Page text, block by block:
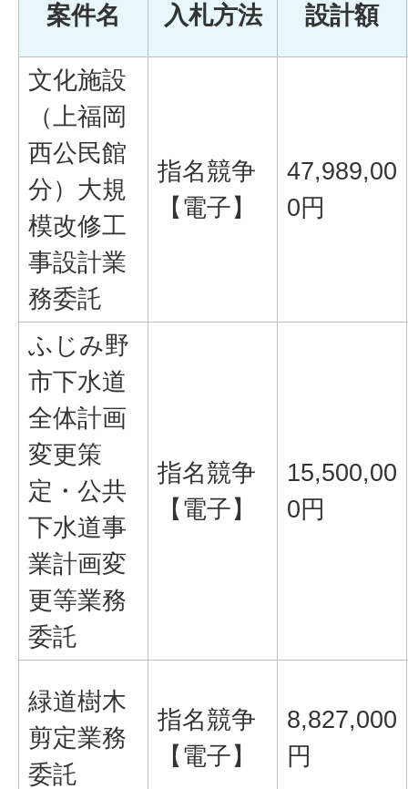
案件名 入札方法 設計額
文化施設
（上福岡
西公民館
分）大規
模改修工
事設計業
務委託
指名競争
【電子】
47,989,00
0円
ふじみ野
市下水道
全体計画
変更策
定・公共
下水道事
業計画変
更等業務
委託
指名競争
【電子】
15,500,00
0円
緑道樹木
剪定業務
委託
指名競争
【電子】
8,827,000
円